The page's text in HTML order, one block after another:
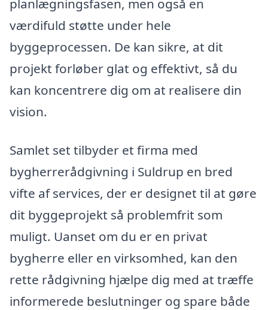
planlægningsfasen, men også en
værdifuld støtte under hele
byggeprocessen. De kan sikre, at dit
projekt forløber glat og effektivt, så du
kan koncentrere dig om at realisere din
vision.
Samlet set tilbyder et firma med
bygherrerådgivning i Suldrup en bred
vifte af services, der er designet til at gøre
dit byggeprojekt så problemfrit som
muligt. Uanset om du er en privat
bygherre eller en virksomhed, kan den
rette rådgivning hjælpe dig med at træffe
informerede beslutninger og spare både